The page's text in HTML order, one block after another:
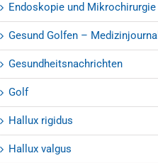
Endoskopie und Mikrochirurgie
Gesund Golfen – Medizinjournal
Gesundheitsnachrichten
Golf
Hallux rigidus
Hallux valgus